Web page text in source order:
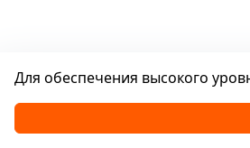
Для обеспечения высокого